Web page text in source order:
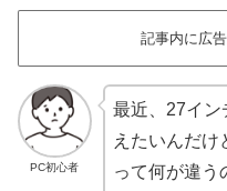
記事内に広
PC初心者
最近、27イン
えたいんだ
って何が違う